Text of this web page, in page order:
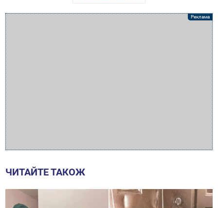
ЧИТАЙТЕ ТАКОЖ